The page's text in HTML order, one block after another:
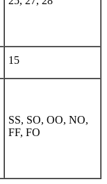
15
SS, SO, OO, NO,
FF, FO